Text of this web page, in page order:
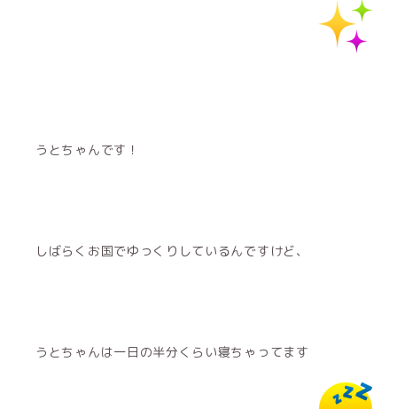
うとちゃんです！
しばらくお国でゆっくりしているんですけど、
うとちゃんは一日の半分くらい寝ちゃってます